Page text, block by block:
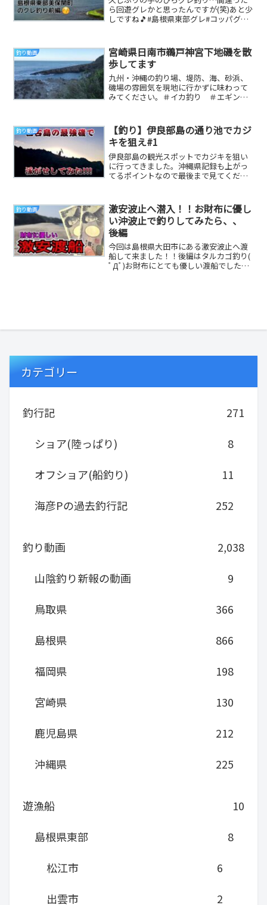
ら回遊グレかと思ったんですが(笑)あと少
しですね🎵#島根県東部グレ#コッパグレ#
釣り動画
宮崎県日南市鵜戸神宮下地磯を散
歩してます
九州・沖縄の釣り場、堤防、海、砂浜、
磯場の雰囲気を現地に行かずに味わって
みてください。＃イカ釣り ＃エギン
釣り動画
【釣り】伊良部島の通り池でカジ
キを狙え#1
伊良部島の観光スポットでカジキを狙い
に行ってきました。沖縄県記録も上がっ
てるポイントなので最後まで見てくださ
釣り動画
激安波止へ潜入！！お財布に優し
い沖波止で釣りしてみたら、、
後編
今回は島根県大田市にある激安波止へ渡
船して来ました！！後編はタルカゴ釣り(
ﾟДﾟ)お財布にとても優しい渡船でした
カテゴリー
釣行記
271
ショア(陸っぱり)
8
オフショア(船釣り)
11
海彦Pの過去釣行記
252
釣り動画
2,038
山陰釣り新報の動画
9
鳥取県
366
島根県
866
福岡県
198
宮崎県
130
鹿児島県
212
沖縄県
225
遊漁船
10
島根県東部
8
松江市
6
出雲市
2